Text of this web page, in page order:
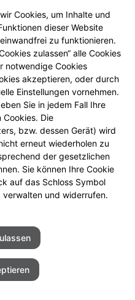
Impressum
Apotheke
Cookies, um Inhalte und
dieser Website
zu funktionieren.
zulassen“ alle Cookies
notwendige Cookies
akzeptieren, oder durch
Einstellungen vornehmen.
Sie in jedem Fall Ihre
Die
bzw. dessen Gerät) wird
erneut wiederholen zu
der gesetzlichen
Sie können Ihre Cookie
auf das Schloss Symbol
verwalten und widerrufen.